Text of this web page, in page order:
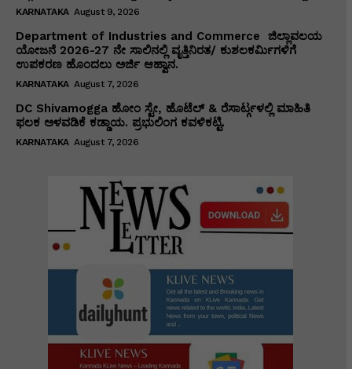
KARNATAKA August 9, 2026
Department of Industries and Commerce ಜಿಲ್ಲಾವಲಯ
ಯೋಜನೆ 2026-27 ನೇ ಸಾಲಿನಲ್ಲಿ ವೃತ್ತಿನಿರತ/ ಕುಶಲಕರ್ಮಿಗಳಿಗೆ
ಉಪಕರಣ ಹೊಂದಲು ಅರ್ಜಿ ಆಹ್ವಾನ.
KARNATAKA August 7, 2026
DC Shivamogga ಹೋಂ ಸ್ಟೇ, ಹೊಟೆಲ್ & ರೆಸಾರ್ಟ್ಗಳಲ್ಲಿ ಮಾಹಿತಿ
ಫಲಕ ಅಳವಡಿಕೆ ಕಡ್ಡಾಯ. ಪ್ರಭುಲಿಂಗ ಕವಳಿಕಟ್ಟಿ.
KARNATAKA August 7, 2026